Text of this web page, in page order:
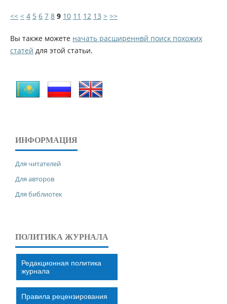
<< < 4 5 6 7 8 9 10 11 12 13 > >>
Вы также можете начать расширеннвй поиск похожих
статей для этой статьи.
ИНФОРМАЦИЯ
Для читателей
Для авторов
Для библиотек
ПОЛИТИКА ЖУРНАЛА
Редакционная политика
журнала
Правила рецензирования